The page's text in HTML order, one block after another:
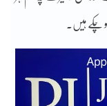
چکے ہیں۔